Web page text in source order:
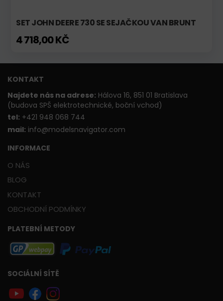
SET JOHN DEERE 730 SE SEJAČKOU VAN BRUNT
4 718,00 KČ
KONTAKT
Najdete nás na adrese: Hálova 16, 851 01 Bratislava
(budova SPŠ elektrotechnické, boční vchod)
tel: +421 948 068 744
mail: info@modelsnavigator.com
INFORMACE
O NÁS
BLOG
KONTAKT
OBCHODNÍ PODMÍNKY
PLATEBNÍ METODY
SOCIÁLNÍ SÍTĚ